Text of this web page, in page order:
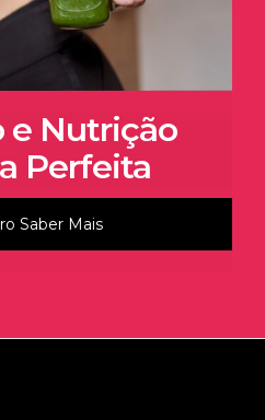
e Nutrição
Perfeita
Saber Mais